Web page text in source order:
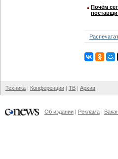
Почём
Техника Конференции ТВ Архив
Об издании Реклама